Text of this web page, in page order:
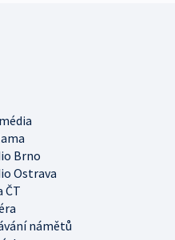
Brno
Ostrava
ČT
námětů